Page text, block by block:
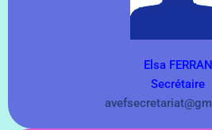
Elsa FERRAN
Secrétaire